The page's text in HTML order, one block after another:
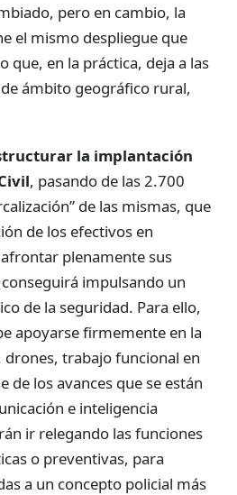
pero en cambio, la
el mismo despliegue que
que, en la práctica, deja a las
ámbito geográfico rural,
la implantación
, pasando de las 2.700
de las mismas, que
de los efectivos en
plenamente sus
impulsando un
de la seguridad. Para ello,
apoyarse firmemente en la
trabajo funcional en
de los avances que se están
e inteligencia
ir relegando las funciones
o preventivas, para
a un concepto policial más